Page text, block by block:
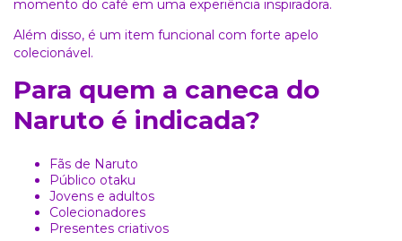
momento do café em uma experiência inspiradora.
Além disso, é um item funcional com forte apelo
colecionável.
Para quem a caneca do
Naruto é indicada?
Fãs de Naruto
Público otaku
Jovens e adultos
Colecionadores
Presentes criativos